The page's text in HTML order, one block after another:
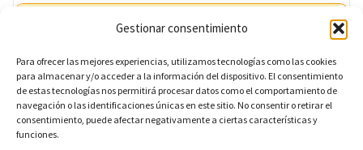
Gestionar consentimiento
Para ofrecer las mejores experiencias, utilizamos tecnologías como las cookies
para almacenar y/o acceder a la información del dispositivo. El consentimiento
de estas tecnologías nos permitirá procesar datos como el comportamiento de
navegación o las identificaciones únicas en este sitio. No consentir o retirar el
consentimiento, puede afectar negativamente a ciertas características y
funciones.
Profondità della base DIVERSO
Dreame L40 Ultra AE: 456,7 mm
Xiaomi Robot Vacuum 5: 470 mm